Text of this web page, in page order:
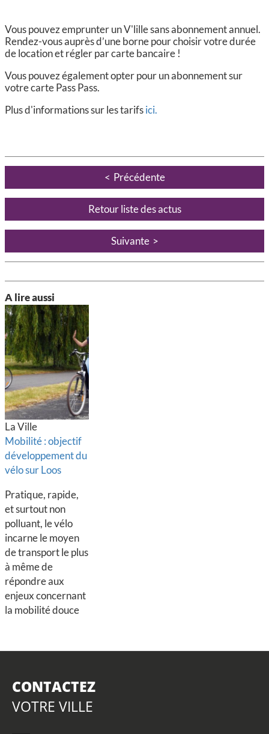
Vous pouvez emprunter un V'lille sans abonnement annuel.
Rendez-vous auprès d’une borne pour choisir votre durée
de location et régler par carte bancaire !
Vous pouvez également opter pour un abonnement sur
votre carte Pass Pass.
Plus d'informations sur les tarifsici.
Précédente
Retour liste des actus
Suivante
A lire aussi
La Ville
Mobilité : objectif
développement du
vélo sur Loos
Pratique, rapide,
et surtout non
polluant, le vélo
incarne le moyen
de transport le plus
à même de
répondre aux
enjeux concernant
la mobilité douce
CONTACTEZ
VOTRE VILLE